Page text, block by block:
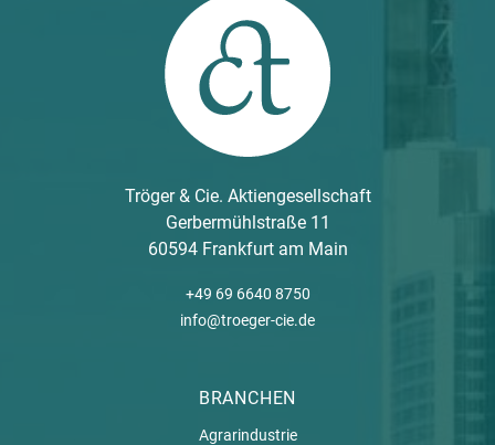
Tröger & Cie. Aktiengesellschaft
Gerbermühlstraße 11
60594 Frankfurt am Main
+49 69 6640 8750
info@troeger-cie.de
BRANCHEN
Agrarindustrie